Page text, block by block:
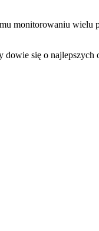
monitorowaniu wielu
dowie się o najlepszych